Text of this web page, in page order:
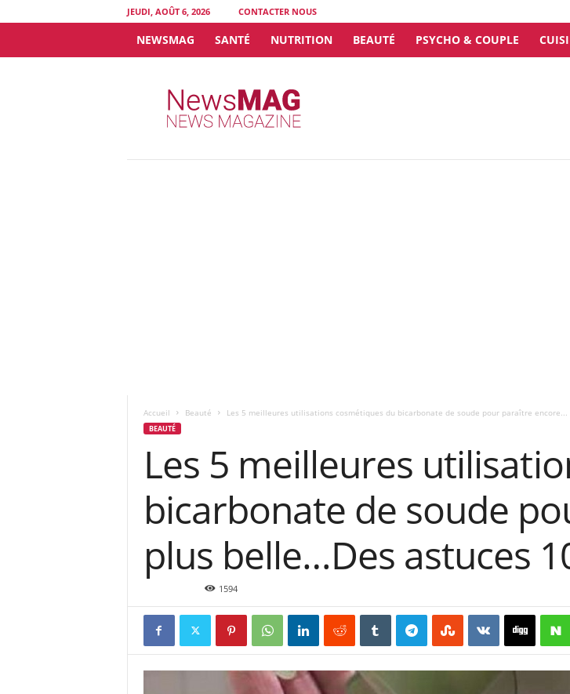
JEUDI, AOÛT 6, 2026 CONTACTER NOUS
NEWSMAG SANTÉ NUTRITION BEAUTÉ PSYCHO & COUPLE
Accueil Beauté Les 5 meilleures utilisations cosmétiques du bicarbonate de soude pour paraître encore...
BEAUTÉ
Les 5 meilleures
bicarbonate de soude
plus belle…Des astuces
1594